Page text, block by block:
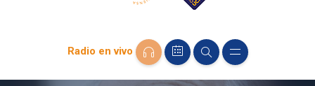
Radio en vivo